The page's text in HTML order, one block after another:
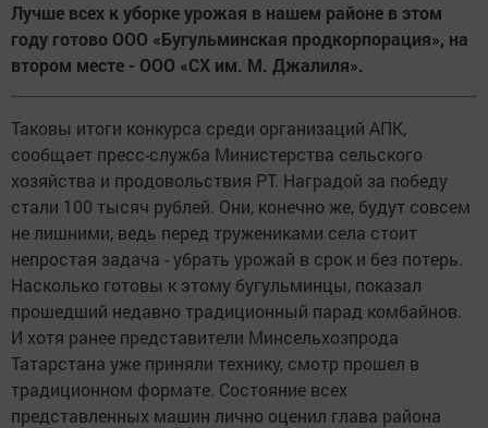
Лучше всех к уборке урожая в нашем районе в этом
году готово ООО «Бугульминская продкорпорация», на
втором месте - ООО «СХ им. М. Джалиля».
Таковы итоги конкурса среди организаций АПК,
сообщает пресс-служба Министерства сельского
хозяйства и продовольствия РТ. Наградой за победу
стали 100 тысяч рублей. Они, конечно же, будут совсем
не лишними, ведь перед тружениками села стоит
непростая задача - убрать урожай в срок и без потерь.
Насколько готовы к этому бугульминцы, показал
прошедший недавно традиционный парад комбайнов.
И хотя ранее представители Минсельхозпрода
Татарстана уже приняли технику, смотр прошел в
традиционном формате. Состояние всех
представленных машин лично оценил глава района